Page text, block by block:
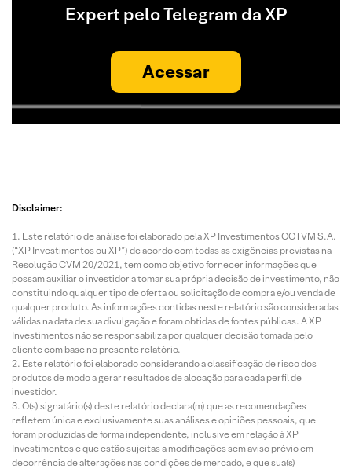
Expert pelo Telegram da XP
Acessar
Disclaimer:
Este relatório de análise foi elaborado pela XP Investimentos CCTVM S.A.
(“XP Investimentos ou XP”) de acordo com todas as exigências previstas na
Resolução CVM 20/2021, tem como objetivo fornecer informações que
possam auxiliar o investidor a tomar sua própria decisão de investimento, não
constituindo qualquer tipo de oferta ou solicitação de compra e/ou venda de
qualquer produto. As informações contidas neste relatório são consideradas
válidas na data de sua divulgação e foram obtidas de fontes públicas. A XP
Investimentos não se responsabiliza por qualquer decisão tomada pelo
cliente com base no presente relatório.
Este relatório foi elaborado considerando a classificação de risco dos
produtos de modo a gerar resultados de alocação para cada perfil de
investidor.
O(s) signatário(s) deste relatório declara(m) que as recomendações
refletem única e exclusivamente suas análises e opiniões pessoais, que
foram produzidas de forma independente, inclusive em relação à XP
Investimentos e que estão sujeitas a modificações sem aviso prévio em
decorrência de alterações nas condições de mercado, e que sua(s)